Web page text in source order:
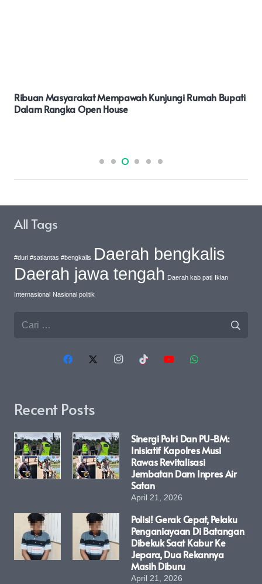
Ribuan Masyarakat Mempawah Kunjungi Rumah Bupati
Dalam Rangka Open House
Recent Posts
Sinergi Polri Dan PU-BM:
Inisiatif Kapolres Musi
Rawas Revitalisasi
Jembatan Dam Inpres Air
Satan
April 21, 2026
Polisi! Gerak Cepat, Pelaku
Penganiayaan Di Batangan
Dibekuk Saat Kabur Ke
Jepara, Dua Rekannya
Masih Diburu
April 21, 2026
All Tags
#duri #satlantas #bengkalis Daerah bengkalis
Daerah jawa tengah Daerah kab pati Iklan
Internasional Nasional politik
Cari